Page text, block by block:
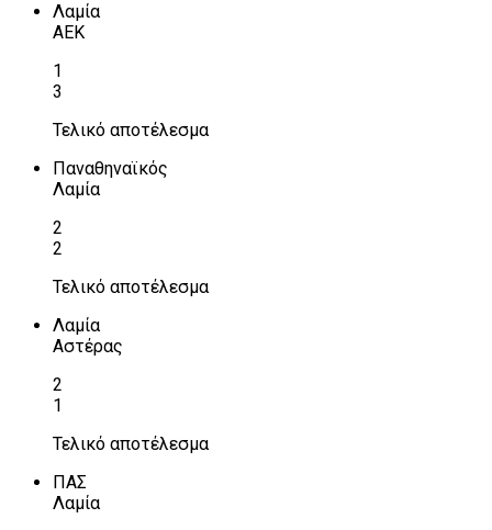
Λαμία
ΑΕΚ
1
3
Τελικό αποτέλεσμα
Παναθηναϊκός
Λαμία
2
2
Τελικό αποτέλεσμα
Λαμία
Αστέρας
2
1
Τελικό αποτέλεσμα
ΠΑΣ
Λαμία